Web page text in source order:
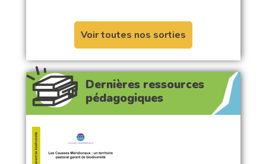
Voir toutes nos sorties
Dernières ressources
pédagogiques